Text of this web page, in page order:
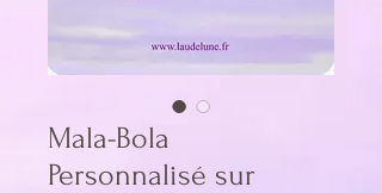
Mala-Bola
Personnalisé sur